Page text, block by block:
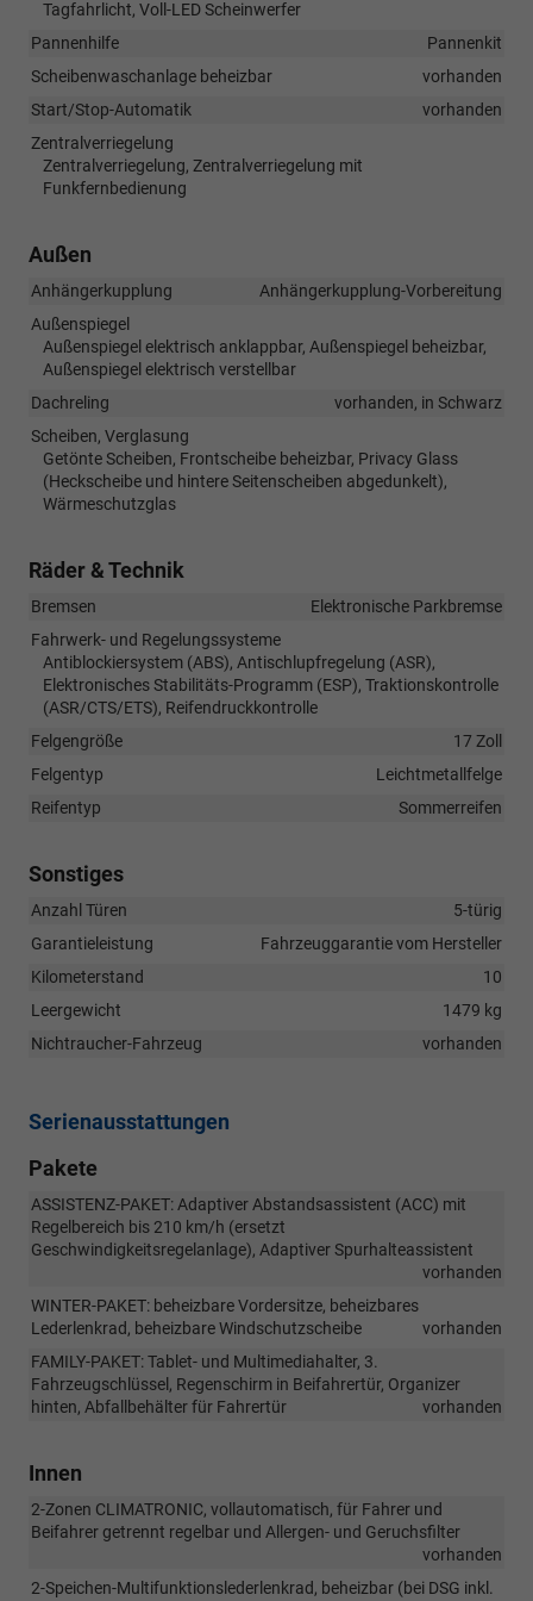
Tagfahrlicht, Voll-LED Scheinwerfer
Pannenhilfe
Pannenkit
Scheibenwaschanlage beheizbar
vorhanden
Start/Stop-Automatik
vorhanden
Zentralverriegelung
Zentralverriegelung, Zentralverriegelung mit
Funkfernbedienung
Außen
Anhängerkupplung
Anhängerkupplung-Vorbereitung
Außenspiegel
Außenspiegel elektrisch anklappbar, Außenspiegel beheizbar,
Außenspiegel elektrisch verstellbar
Dachreling
vorhanden, in Schwarz
Scheiben, Verglasung
Getönte Scheiben, Frontscheibe beheizbar, Privacy Glass
(Heckscheibe und hintere Seitenscheiben abgedunkelt),
Wärmeschutzglas
Räder & Technik
Bremsen
Elektronische Parkbremse
Fahrwerk- und Regelungssysteme
Antiblockiersystem (ABS), Antischlupfregelung (ASR),
Elektronisches Stabilitäts-Programm (ESP), Traktionskontrolle
(ASR/CTS/ETS), Reifendruckkontrolle
Felgengröße
17 Zoll
Felgentyp
Leichtmetallfelge
Reifentyp
Sommerreifen
Sonstiges
Anzahl Türen
5-türig
Garantieleistung
Fahrzeuggarantie vom Hersteller
Kilometerstand
10
Leergewicht
1479 kg
Nichtraucher-Fahrzeug
vorhanden
Serienausstattungen
Pakete
ASSISTENZ-PAKET: Adaptiver Abstandsassistent (ACC) mit
Regelbereich bis 210 km/h (ersetzt
Geschwindigkeitsregelanlage), Adaptiver Spurhalteassistent
vorhanden
WINTER-PAKET: beheizbare Vordersitze, beheizbares
Lederlenkrad, beheizbare Windschutzscheibe
vorhanden
FAMILY-PAKET: Tablet- und Multimediahalter, 3.
Fahrzeugschlüssel, Regenschirm in Beifahrertür, Organizer
hinten, Abfallbehälter für Fahrertür
vorhanden
Innen
2-Zonen CLIMATRONIC, vollautomatisch, für Fahrer und
Beifahrer getrennt regelbar und Allergen- und Geruchsfilter
vorhanden
2-Speichen-Multifunktionslederlenkrad, beheizbar (bei DSG inkl.